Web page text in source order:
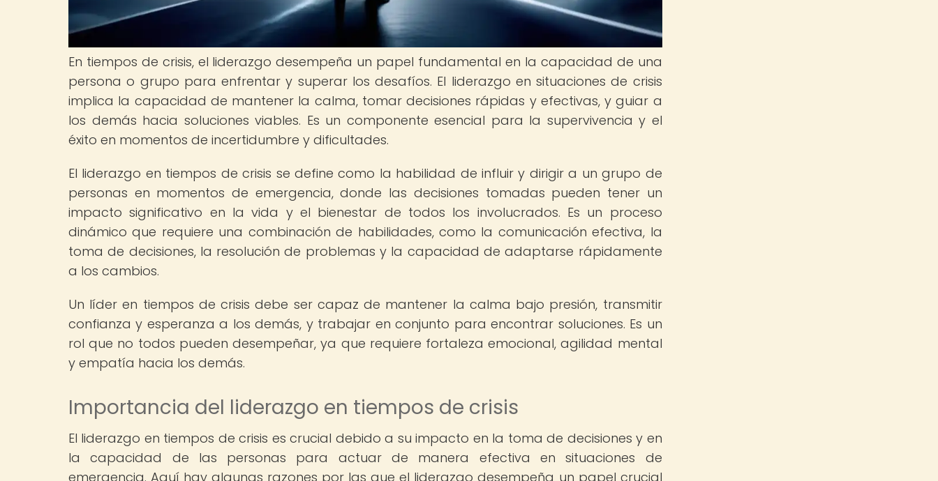
En tiempos de crisis, el liderazgo desempeña un papel fundamental en la capacidad de una
persona o grupo para enfrentar y superar los desafíos. El liderazgo en situaciones de crisis
implica la capacidad de mantener la calma, tomar decisiones rápidas y efectivas, y guiar a
los demás hacia soluciones viables. Es un componente esencial para la supervivencia y el
éxito en momentos de incertidumbre y dificultades.
El liderazgo en tiempos de crisis se define como la habilidad de influir y dirigir a un grupo de
personas en momentos de emergencia, donde las decisiones tomadas pueden tener un
impacto significativo en la vida y el bienestar de todos los involucrados. Es un proceso
dinámico que requiere una combinación de habilidades, como la comunicación efectiva, la
toma de decisiones, la resolución de problemas y la capacidad de adaptarse rápidamente
a los cambios.
Un líder en tiempos de crisis debe ser capaz de mantener la calma bajo presión, transmitir
confianza y esperanza a los demás, y trabajar en conjunto para encontrar soluciones. Es un
rol que no todos pueden desempeñar, ya que requiere fortaleza emocional, agilidad mental
y empatía hacia los demás.
Importancia del liderazgo en tiempos de crisis
El liderazgo en tiempos de crisis es crucial debido a su impacto en la toma de decisiones y en
la capacidad de las personas para actuar de manera efectiva en situaciones de
emergencia. Aquí hay algunas razones por las que el liderazgo desempeña un papel crucial